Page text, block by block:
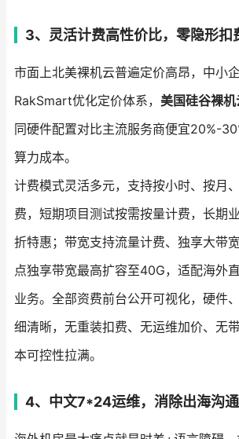
3、灵活计费高性价比，零隐形扣
市面上北美裸机云普遍定价高昂，中小
RakSmart优化定价体系， 美国硅谷裸
同硬件配置对比主流服务商便宜20%-
算力成本。
计费模式灵活多元，支持按小时、按月
费，短期项目测试按需按量计费，长期
折特惠；带宽支持流量计费、独享大带
点独享带宽最高扩容至40G，适配海外
业务。全部资费前台公开可视化，硬件
细清晰，无重装扣费、无运维加价、无
本可控性拉满。
4、中文7*24运维，消除出海沟